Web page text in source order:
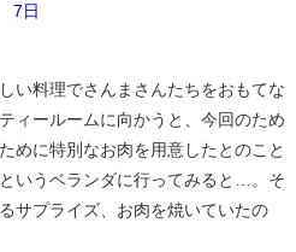
7日
い料理でさんまさんたちをおもてな
ィールームに向かうと、今回のため
めに特別なお肉を用意したとのこと
いうベランダに行ってみると…。そ
サプライズ、お肉を焼いていたの